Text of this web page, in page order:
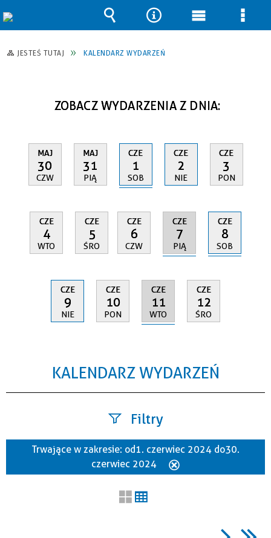
JESTEŚ TUTAJ KALENDARZ WYDARZEŃ
ZOBACZ WYDARZENIA Z DNIA:
MAJ
30
CZW
MAJ
31
PIĄ
CZE
1
SOB
CZE
2
NIE
CZE
3
PON
CZE
4
WTO
CZE
5
ŚRO
CZE
6
CZW
CZE
7
PIĄ
CZE
8
SOB
CZE
9
NIE
CZE
10
PON
CZE
11
WTO
CZE
12
ŚRO
KALENDARZ WYDARZEŃ
Filtry
Szukana fraza
Trwające w zakresie: od 1. czerwiec 2024 do 30.
czerwiec 2024
Wyszukiwarka
Narzędzia
Menu Menu